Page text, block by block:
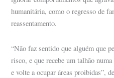
humanitária, como o regresso de
reassentamento.
“Não faz sentido que alguém que
risco, e que recebe um talhão
e volte a ocupar áreas proibidas”,